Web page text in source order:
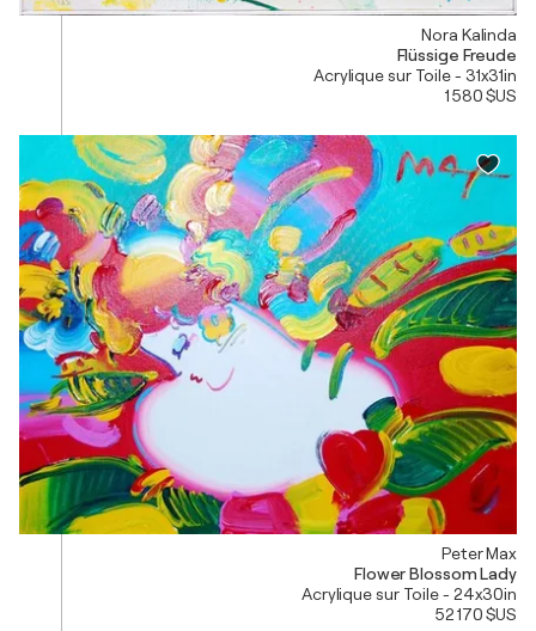
Nora Kalinda
Flüssige Freude
Acrylique sur Toile - 31x31in
1 580 $US
Peter Max
Flower Blossom Lady
Acrylique sur Toile - 24x30in
52 170 $US